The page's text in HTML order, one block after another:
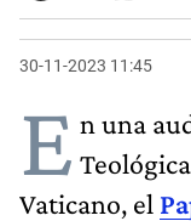
30-11-2023 11:45
E n una
Vaticano, el